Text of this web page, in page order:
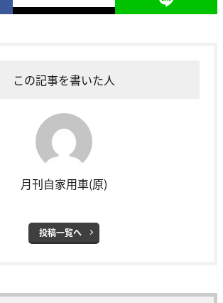
この記事を書いた人
月刊自家用車(原)
投稿一覧へ